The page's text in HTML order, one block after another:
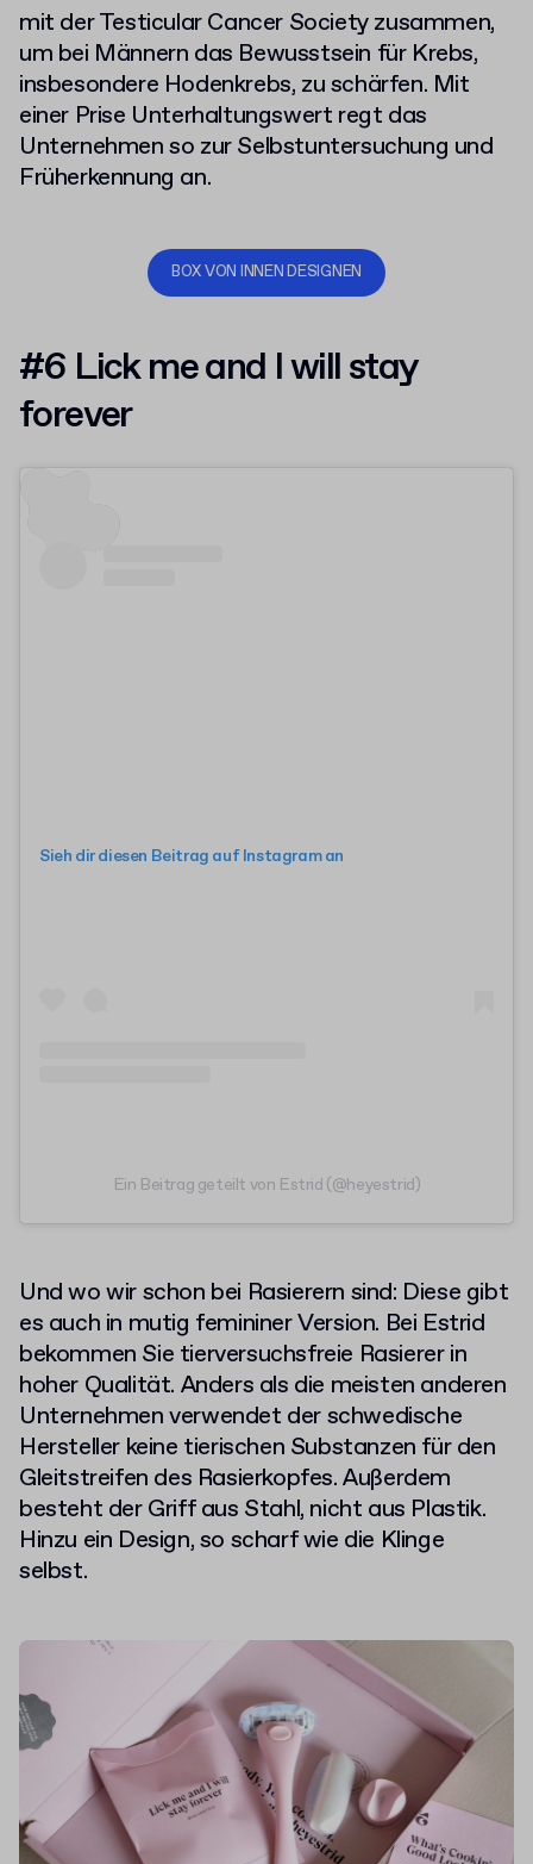
mit der Testicular Cancer Society zusammen,
um bei Männern das Bewusstsein für Krebs,
insbesondere Hodenkrebs, zu schärfen. Mit
einer Prise Unterhaltungswert regt das
Unternehmen so zur Selbstuntersuchung und
Früherkennung an.
BOX VON INNEN DESIGNEN
#6 Lick me and I will stay
forever
Sieh dir diesen Beitrag auf Instagram an
Ein Beitrag geteilt von Estrid (@heyestrid)
Und wo wir schon bei Rasierern sind: Diese gibt
es auch in mutig femininer Version. Bei Estrid
bekommen Sie tierversuchsfreie Rasierer in
hoher Qualität. Anders als die meisten anderen
Unternehmen verwendet der schwedische
Hersteller keine tierischen Substanzen für den
Gleitstreifen des Rasierkopfes. Außerdem
besteht der Griff aus Stahl, nicht aus Plastik.
Hinzu ein Design, so scharf wie die Klinge
selbst.